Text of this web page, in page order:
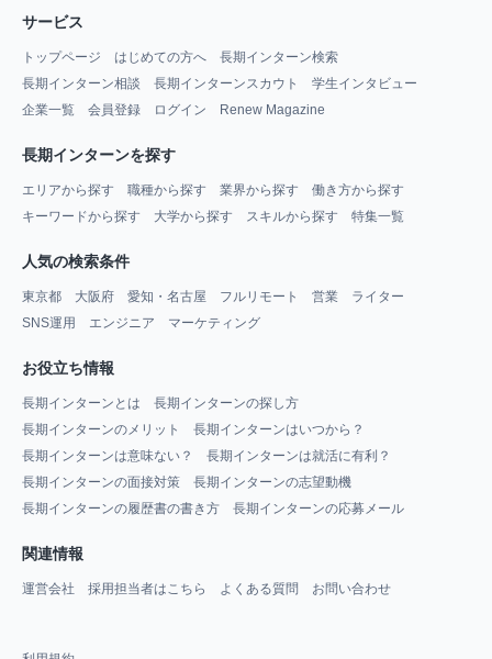
サービス
トップページ はじめての方へ
長期インターン検索
長期インターン相談
長期インターンスカウト
学生インタビュー
企業一覧
会員登録 ログイン Renew Magazine
長期インターンを探す
エリアから探す 職種から探す 業界から探す
働き方から探す
キーワードから探す
大学から探す スキルから探す 特集一覧
人気の検索条件
東京都 大阪府 愛知・名古屋 フルリモート 営業
ライター
SNS運用
エンジニア マーケティング
お役立ち情報
長期インターンとは
長期インターンの探し方
長期インターンのメリット
長期インターンはいつから？
長期インターンは意味ない？
長期インターンは就活に有利？
長期インターンの面接対策
長期インターンの志望動機
長期インターンの履歴書の書き方
長期インターンの応募メール
関連情報
運営会社 採用担当者はこちら よくある質問 お問い合わせ